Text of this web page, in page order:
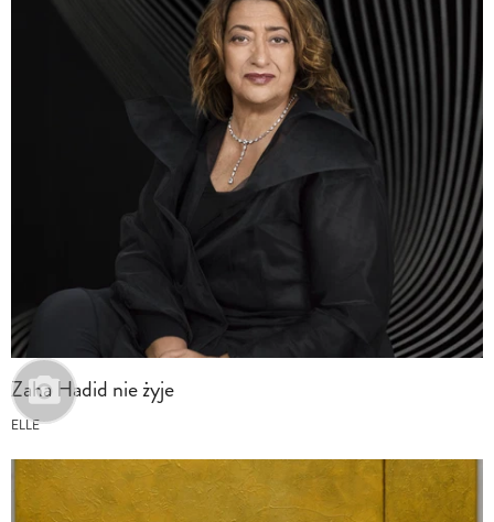
Zaha Hadid nie żyje
ELLE